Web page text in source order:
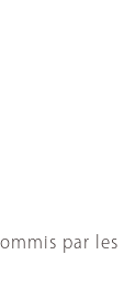
par les